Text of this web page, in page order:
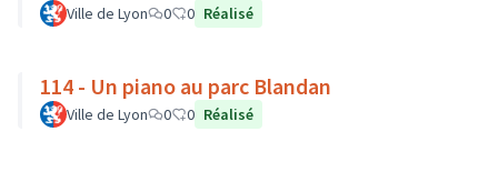
Ville de Lyon 0 0 Réalisé
114 - Un piano au parc Blandan
Ville de Lyon 0 0 Réalisé